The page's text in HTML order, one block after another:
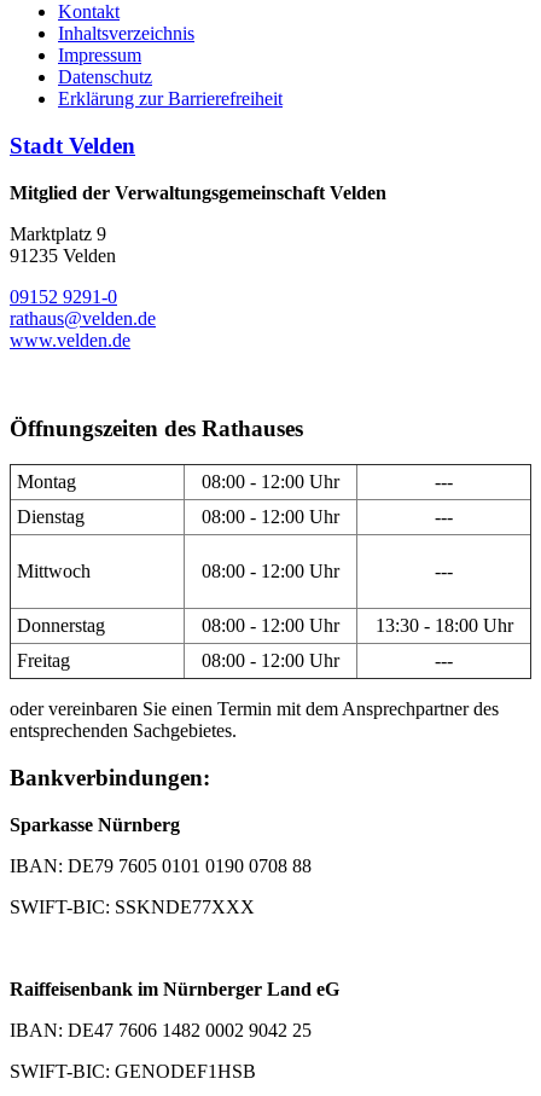
Kontakt
Inhaltsverzeichnis
Impressum
Datenschutz
Erklärung zur Barrierefreiheit
Stadt Velden
Mitglied der Verwaltungsgemeinschaft Velden
Marktplatz 9
91235 Velden
09152 9291-0
rathaus@velden.de
www.velden.de
Öffnungszeiten des Rathauses
Montag 08:00 - 12:00 Uhr
---
Dienstag
08:00 - 12:00 Uhr ---
Mittwoch 08:00 - 12:00 Uhr ---
Donnerstag 08:00 - 12:00 Uhr
13:30 - 18:00 Uhr
Freitag
08:00 - 12:00 Uhr ---
oder vereinbaren Sie einen Termin mit dem Ansprechpartner des
entsprechenden Sachgebietes.
Bankverbindungen:
Sparkasse Nürnberg
IBAN: DE79 7605 0101 0190 0708 88
SWIFT-BIC: SSKNDE77XXX
Raiffeisenbank im Nürnberger Land eG
IBAN: DE47 7606 1482 0002 9042 25
SWIFT-BIC: GENODEF1HSB